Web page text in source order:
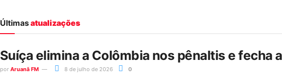
Últimasatualizações
Suíça elimina a Colômbia nos pênaltis e fecha
por Aruanã FM 8 de julho de 2026 0